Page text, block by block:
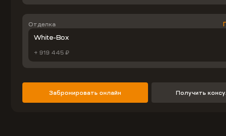
Отделка
White-Box
+ 919 445 ₽
Забронировать онлайн Получить